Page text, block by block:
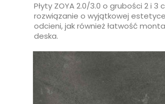
Płyty ZOYA 2.0/3.0 o grubości 2 i
rozwiązanie o wyjątkowej
odcieni, jak również łatwość
deska.